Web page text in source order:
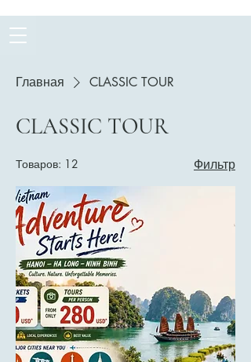
Главная CLASSIC TOUR
CLASSIC TOUR
Товаров: 12 Фильтр